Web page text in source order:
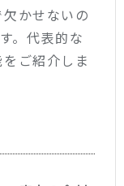
かせないの
。代表的な
ご紹介しま